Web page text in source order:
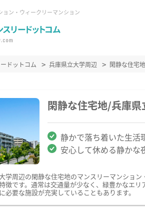
ョン・ウィークリーマンション
ドットコム 兵庫県立大学周辺 閑静な住宅
閑静な住宅地/兵庫
静かで落ち着いた生活
安心して休める静かな
学周辺の閑静な住宅地のマンスリーマンショ
徴です。通常は交通量が少なく、緑豊かなエ
必要な施設が充実していることもあります。